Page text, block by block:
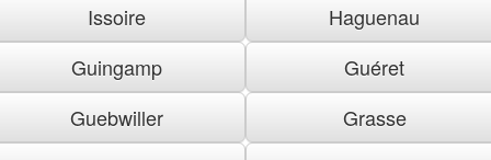
Issoire
Haguenau
Guingamp
Guéret
Guebwiller
Grasse